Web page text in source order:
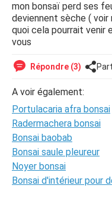
mon bonsaï perd ses
deviennent sèche ( voir
quoi cela pourrait venir
vous
Répondre (3)
A voir également:
Portulacaria afra bonsai
Radermachera bonsai
Bonsai baobab
Bonsai saule pleureur
Noyer bonsai
Bonsai d'intérieur pour